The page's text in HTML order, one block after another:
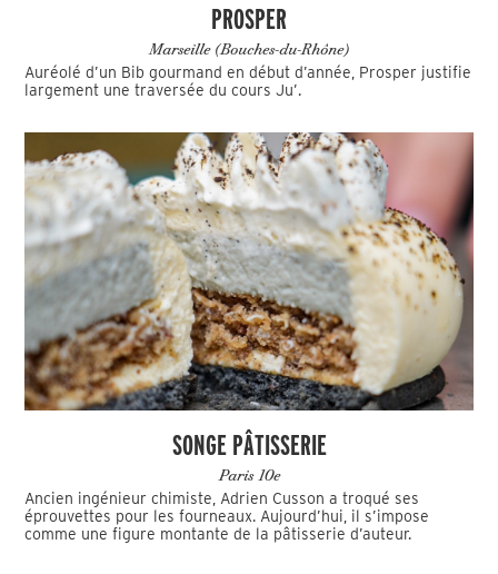
PROSPER
Marseille (Bouches-du-Rhône)
Auréolé d’un Bib gourmand en début d’année, Prosper justifie
largement une traversée du cours Ju’.
SONGE PÂTISSERIE
Paris 10e
Ancien ingénieur chimiste, Adrien Cusson a troqué ses
éprouvettes pour les fourneaux. Aujourd’hui, il s’impose
comme une figure montante de la pâtisserie d’auteur.